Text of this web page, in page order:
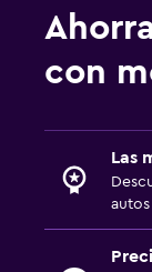
con
Las